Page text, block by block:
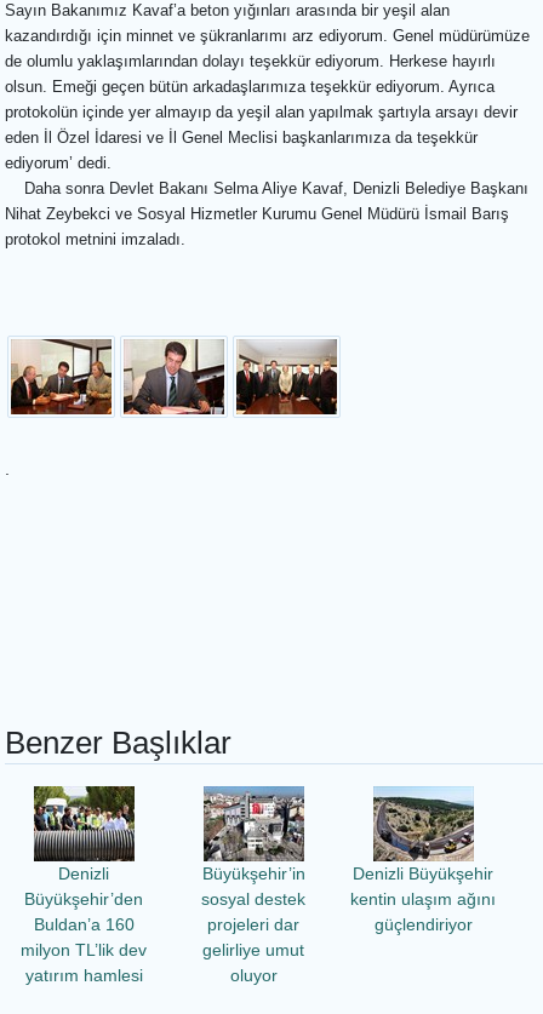
Sayın Bakanımız Kavaf’a beton yığınları arasında bir yeşil alan
kazandırdığı için minnet ve şükranlarımı arz ediyorum. Genel müdürümüze
de olumlu yaklaşımlarından dolayı teşekkür ediyorum. Herkese hayırlı
olsun. Emeği geçen bütün arkadaşlarımıza teşekkür ediyorum. Ayrıca
protokolün içinde yer almayıp da yeşil alan yapılmak şartıyla arsayı devir
eden İl Özel İdaresi ve İl Genel Meclisi başkanlarımıza da teşekkür
ediyorum’ dedi.
Daha sonra Devlet Bakanı Selma Aliye Kavaf, Denizli Belediye Başkanı
Nihat Zeybekci ve Sosyal Hizmetler Kurumu Genel Müdürü İsmail Barış
protokol metnini imzaladı.
.
Benzer Başlıklar
Denizli
Büyükşehir’den
Buldan’a 160
milyon TL’lik dev
yatırım hamlesi
Büyükşehir’in
sosyal destek
projeleri dar
gelirliye umut
oluyor
Denizli Büyükşehir
kentin ulaşım ağını
güçlendiriyor